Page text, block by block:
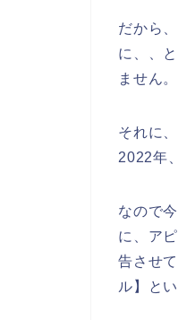
だから
に、、
ません。
それに
2022年
なので
に、ア
告させ
ル】と